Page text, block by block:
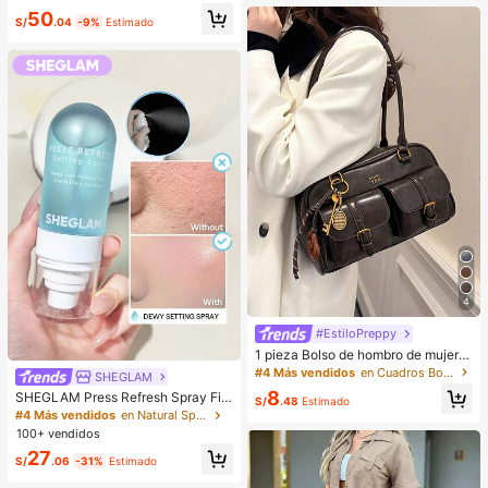
ano
S/50.04 -9% Estimado
SHEGLAM
SHEGLAM Press Refresh Spray Fija
dor Marca De Belleza CosméTica
Maquillaje Para Mujeres Y NiñAs
#4 Más vendidos
en Natural Spray fijador
100+ vendidos
S/27.06 -31% Estimado
asados, oficinistas. Ideal para oficin
a, escuela, trabajo, negocios, viaje
s, actividades al aire libre y otras oc
asiones.
4
#EstiloPreppy
1 pieza Bolso de hombro de mujer d
e unicolor retro de piel de PU con m
ene con un accesorio colgante des
ede variar ligeramente)
#4 Más vendidos en Cuadros Bolsos De Hombro De Mujer
S/8.48 Estimado